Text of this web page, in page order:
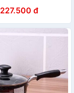
227.500 đ